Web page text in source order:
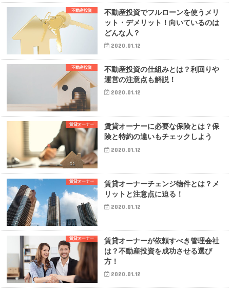
不動産投資
不動産投資でフルローンを使うメリ
ット・デメリット！向いているのは
どんな人？
2020.01.12
不動産投資
不動産投資の仕組みとは？利回りや
運営の注意点も解説！
2020.01.12
賃貸オーナー
賃貸オーナーに必要な保険とは？保
険と特約の違いもチェックしよう
2020.01.12
賃貸オーナー
賃貸オーナーチェンジ物件とは？メ
リットと注意点に迫る！
2020.01.12
賃貸オーナー
賃貸オーナーが依頼すべき管理会社
は？不動産投資を成功させる選び
方！
2020.01.12